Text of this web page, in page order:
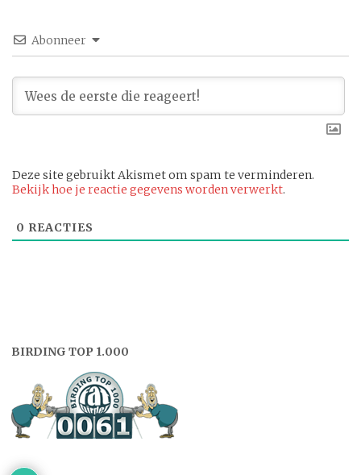
Abonneer
Deze site gebruikt Akismet om spam te verminderen.
Bekijk hoe je reactie gegevens worden verwerkt.
0 REACTIES
BIRDING TOP 1.000